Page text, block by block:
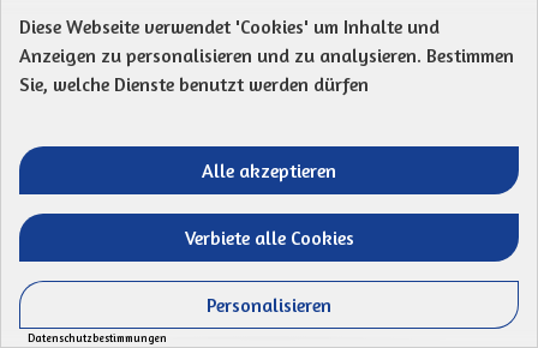
VORSCHLAG ANZEIGEN
Développer le Tourisme vert
Suss
Mon Code postal: Ma proposition : développer le
tourisme vert, nous habitons dans une région si...
Diese Webseite verwendet 'Cookies' um Inhalte und
Anzeigen zu personalisieren und zu analysieren. Bestimmen
Sie, welche Dienste benutzt werden dürfen
Alle akzeptieren
Verbiete alle Cookies
Personalisieren
Datenschutzbestimmungen